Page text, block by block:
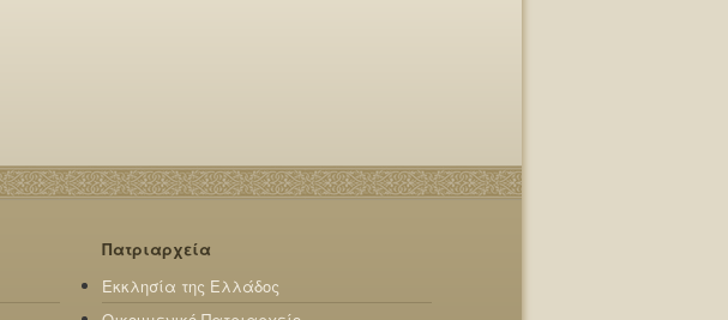
Πατριαρχεία
Εκκλησία της Ελλάδος